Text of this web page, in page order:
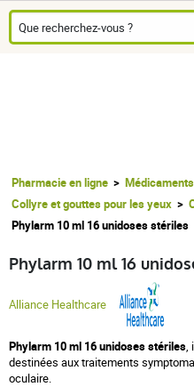
Pharmacie en ligne
Collyre et gouttes pour les yeux
Phylarm 10 ml 16 unidoses stériles
Phylarm 10 ml 16
Alliance Healthcare
Phylarm 10 ml 16 unidoses stériles,
destinées aux traitements
oculaire.